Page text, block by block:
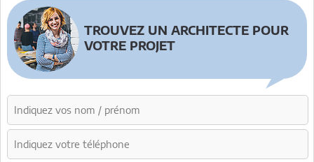
TROUVEZ UN ARCHITECTE POUR
VOTRE PROJET